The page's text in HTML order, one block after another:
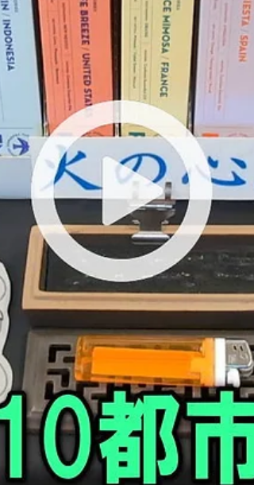
（2024年12月21日夜にアップ予定） ＜目次・シー
ンチャプターと商品ページ＞ 00:00 武家屋敷で
秋の紅葉散策 05:17 浄化のコーンの説明 07:52
ロサントのコーンの説明 08:23 ホワイトセージ
コーンの説明...